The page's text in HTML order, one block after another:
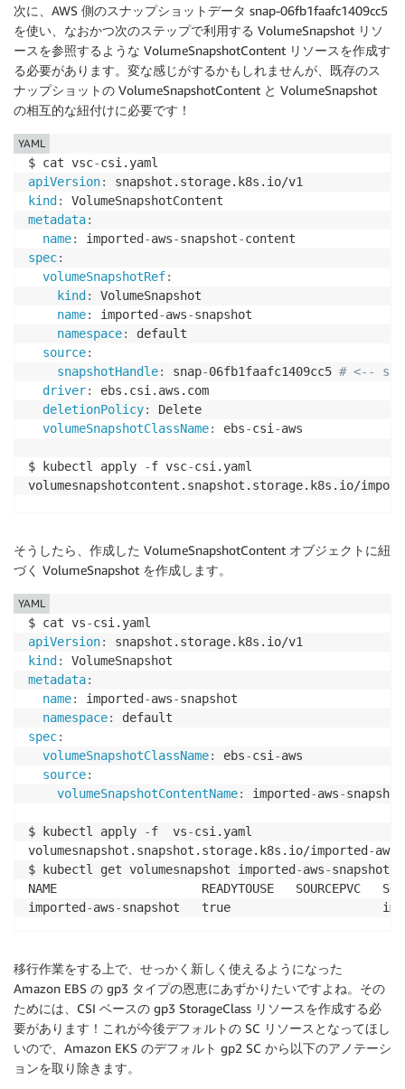
次に、AWS 側のスナップショットデータ snap-06fb1faafc1409cc5
を使い、なおかつ次のステップで利用する VolumeSnapshot リソ
ースを参照するような VolumeSnapshotContent リソースを作成す
る必要があります。変な感じがするかもしれませんが、既存のス
ナップショットの VolumeSnapshotContent と VolumeSnapshot
の相互的な紐付けに必要です！
$ cat vsc-
apiVersion:
kind :
metadata:
name: imported -aws-snapshot-
spec:
volumeSnapshotRef:
kind :
VolumeSnapshot
name: imported -aws-snapshot
namespace:
default
source:
snapshotHandle: snap-06fb1faafc1409cc5 # <--
driver:
ebs.csi.aws.com
deletionPolicy:
Delete
volumeSnapshotClassName: ebs-csi-aws
$ kubectl apply -f vsc-csi.yaml
volumesnapshotcontent.snapshot.storage.k8s.io/
NAME                            READYTOUSE   RESTORESIZE
imported
-aws -snapshot content   true
YAML
そうしたら、作成した VolumeSnapshotContent オブジェクトに紐
づく VolumeSnapshot を作成します。
$ cat vs-
apiVersion:
kind :
metadata:
name: imported -aws-snapshot
namespace:
spec:
volumeSnapshotClassName: ebs-csi-aws
source:
volumeSnapshotContentName: imported -aws-snapshot
$ kubectl apply -f  vs-csi.yaml
volumesnapshot.snapshot.storage.k8s.io/imported -aws
$ kubectl get volumesnapshot imported -aws-snapshot
NAME                    READYTOUSE   SOURCEPVC
imported -aws-snapshot   true
YAML
移行作業をする上で、せっかく新しく使えるようになった
Amazon EBS の gp3 タイプの恩恵にあずかりたいですよね。その
ためには、CSI ベースの gp3 StorageClass リソースを作成する必
要があります！これが今後デフォルトの SC リソースとなってほし
いので、Amazon EKS のデフォルト gp2 SC から以下のアノテーシ
ョンを取り除きます。